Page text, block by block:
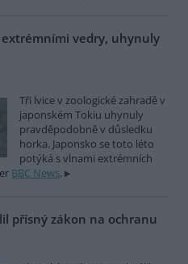
vedry, uhynuly
Tři lvice v zoologické zahradě v
japonském Tokiu uhynuly
pravděpodobně v důsledku
horka. Japonsko se toto léto
potýká s vlnami extrémních
BBC News.
přísný zákon na ochranu